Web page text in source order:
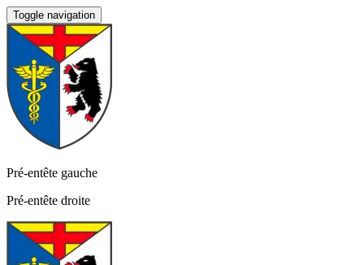
Toggle navigation
Pré-entête gauche
Pré-entête droite